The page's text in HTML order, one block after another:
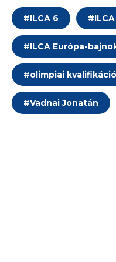
#ILCA 6 #
#ILCA Európa-
#olimpiai kvalifikáció
#Vadnai Jonatán